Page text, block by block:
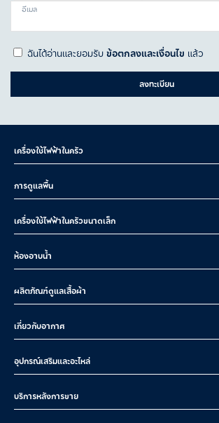
อีเมล
ฉันได้อ่านและยอมรับข้อตกลงและเงื่อนไข แล้ว
ลงทะเบียน
เครื่องใช้ไฟฟ้าในครัว
การดูแลพื้น
เครื่องใช้ไฟฟ้าในครัวขนาดเล็ก
ห้องอาบน้ำ
ผลิตภัณฑ์ดูแลเสื้อผ้า
เกี่ยวกับอากาศ
อุปกรณ์เสริมและอะไหล่
บริการหลังการขาย